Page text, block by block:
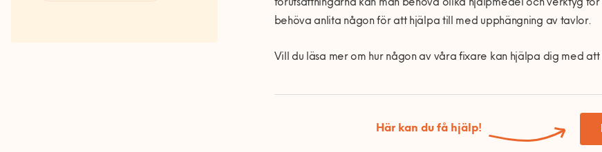
förutsättningarna kan man behöva olika hjälpmedel och verktyg
behöva anlita någon för att hjälpa till med upphängning av tavlor.
Vill du läsa mer om hur någon av våra fixare kan hjälpa dig med
Här kan du få hjälp!